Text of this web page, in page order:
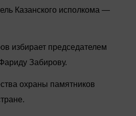
Казанского исполкома —
избирает председателем
Забирову.
охраны памятников